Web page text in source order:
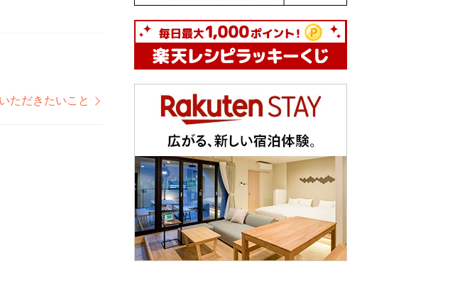
ただきたいこと